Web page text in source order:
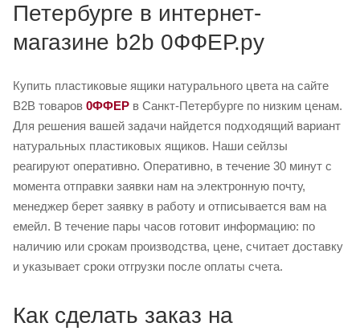
Петербурге в интернет-
магазине b2b 0ФФЕР.ру
Купить пластиковые ящики натурального цвета на сайте
B2B товаров 0ФФЕР в Санкт-Петербурге по низким ценам.
Для решения вашей задачи найдется подходящий вариант
натуральных пластиковых ящиков. Наши сейлзы
реагируют оперативно. Оперативно, в течение 30 минут с
момента отправки заявки нам на электронную почту,
менеджер берет заявку в работу и отписывается вам на
емейл. В течение пары часов готовит информацию: по
наличию или срокам производства, цене, считает доставку
и указывает сроки отгрузки после оплаты счета.
Как сделать заказ на